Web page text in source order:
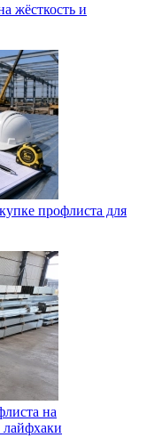
жёсткость и
профлиста для
на
лайфхаки